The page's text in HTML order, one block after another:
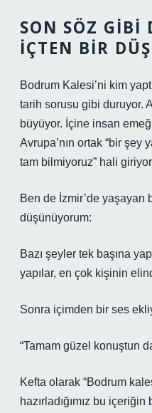
SON SÖZ GIBI
İÇTEN BIR
Bodrum Kalesi’ni kim
tarih sorusu gibi duruyor.
büyüyor. İçine insan
Avrupa’nın ortak “bir şey
tam bilmiyoruz” hali
Ben de İzmir’de yaşayan
düşünüyorum:
Bazı şeyler tek başına
yapılar, en çok kişinin
Sonra içimden bir ses
“Tamam güzel konuştun
Kefta olarak “Bodrum
hazırladığımız bu içeriğin